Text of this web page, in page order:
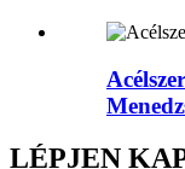
LÉPJEN